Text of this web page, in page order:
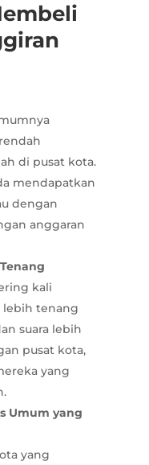
di pusat kota.
mendapatkan
dengan
anggaran
kali
lebih tenang
suara lebih
pusat kota,
yang
Umum yang
yang